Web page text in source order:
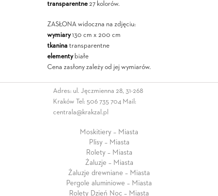
transparentne27 kolorów.
ZASŁONA widoczna na zdjęciu:
wymiary130 cm x 200 cm
tkaninatransparentne
elementybiałe
Cena zasłony zależy od jej wymiarów.
Adres: ul. Jęczmienna 28, 31-268
Kraków Tel: 506 735 704 Mail:
centrala@krakzal.pl
Moskitiery – Miasta
Plisy – Miasta
Rolety – Miasta
Żaluzje – Miasta
Żaluzje drewniane – Miasta
Pergole aluminiowe – Miasta
Rolety Dzień Noc – Miasta